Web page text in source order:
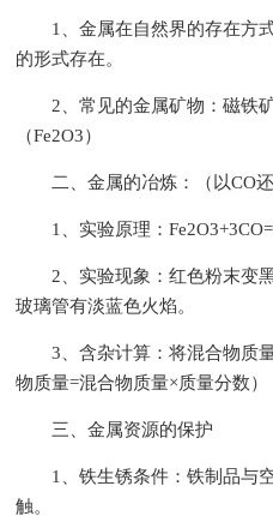
1、金属在自然界的存在方式
的形式存在。
2、常见的金属矿物：磁铁矿
（Fe2O3）
二、金属的冶炼：（以CO还
1、实验原理：
2、实验现象：红色粉末变黑
玻璃管有淡蓝色火焰。
3、含杂计算：将混合物质量
物质量=混合物质量×质量分数）
三、金属资源的保护
1、铁生锈条件：铁制品与空
触。